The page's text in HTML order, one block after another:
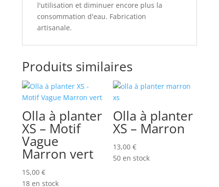
l'utilisation et diminuer encore plus la
consommation d'eau. Fabrication
artisanale.
Produits similaires
Olla à planter
XS – Motif
Vague
Marron vert
15,00 €
18 en stock
Olla à planter
XS – Marron
13,00€
50 en stock